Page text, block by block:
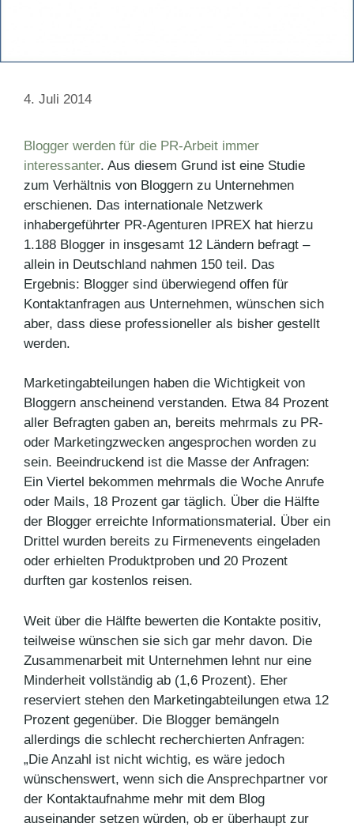
4. Juli 2014
Blogger werden für die PR-Arbeit immer
interessanter. Aus diesem Grund ist eine Studie
zum Verhältnis von Bloggern zu Unternehmen
erschienen. Das internationale Netzwerk
inhabergeführter PR-Agenturen IPREX hat hierzu
1.188 Blogger in insgesamt 12 Ländern befragt –
allein in Deutschland nahmen 150 teil. Das
Ergebnis: Blogger sind überwiegend offen für
Kontaktanfragen aus Unternehmen, wünschen sich
aber, dass diese professioneller als bisher gestellt
werden.
Marketingabteilungen haben die Wichtigkeit von
Bloggern anscheinend verstanden. Etwa 84 Prozent
aller Befragten gaben an, bereits mehrmals zu PR-
oder Marketingzwecken angesprochen worden zu
sein. Beeindruckend ist die Masse der Anfragen:
Ein Viertel bekommen mehrmals die Woche Anrufe
oder Mails, 18 Prozent gar täglich. Über die Hälfte
der Blogger erreichte Informationsmaterial. Über ein
Drittel wurden bereits zu Firmenevents eingeladen
oder erhielten Produktproben und 20 Prozent
durften gar kostenlos reisen.
Weit über die Hälfte bewerten die Kontakte positiv,
teilweise wünschen sie sich gar mehr davon. Die
Zusammenarbeit mit Unternehmen lehnt nur eine
Minderheit vollständig ab (1,6 Prozent). Eher
reserviert stehen den Marketingabteilungen etwa 12
Prozent gegenüber. Die Blogger bemängeln
allerdings die schlecht recherchierten Anfragen:
„Die Anzahl ist nicht wichtig, es wäre jedoch
wünschenswert, wenn sich die Ansprechpartner vor
der Kontaktaufnahme mehr mit dem Blog
auseinander setzen würden, ob er überhaupt zur